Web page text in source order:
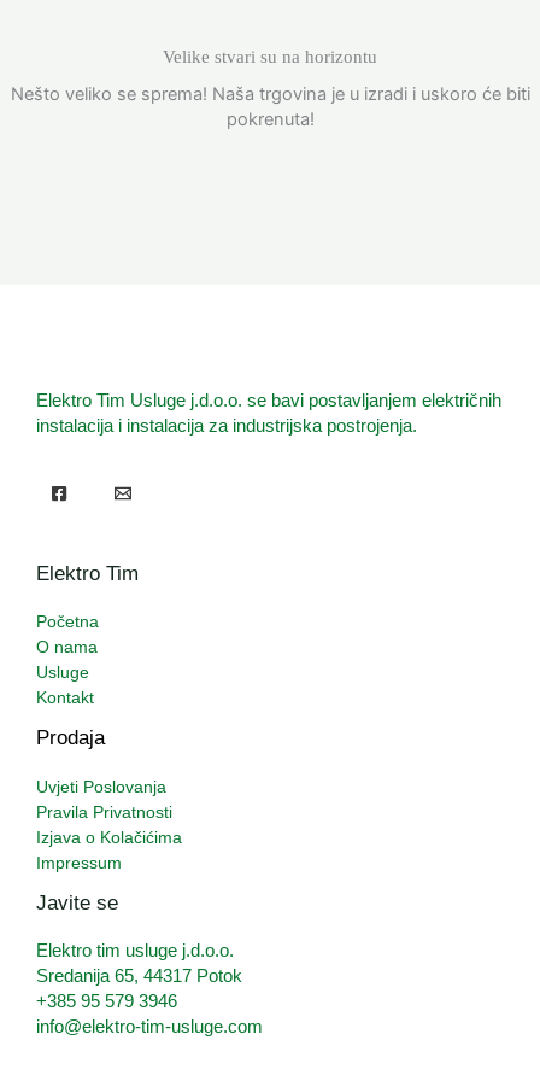
Velike stvari su na horizontu
Nešto veliko se sprema! Naša trgovina je u izradi i uskoro će biti
pokrenuta!
Elektro Tim Usluge j.d.o.o. se bavi postavljanjem električnih
instalacija i instalacija za industrijska postrojenja.
Elektro Tim
Početna
O nama
Usluge
Kontakt
Prodaja
Uvjeti Poslovanja
Pravila Privatnosti
Izjava o Kolačićima
Impressum
Javite se
Elektro tim usluge j.d.o.o.
Sredanija 65, 44317 Potok
+385 95 579 3946
info@elektro-tim-usluge.com